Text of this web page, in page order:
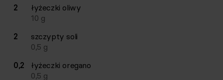
2
łyżeczki oliwy
10 g
2
szczypty soli
0,5 g
0,2
łyżeczki oregano
0,5 g